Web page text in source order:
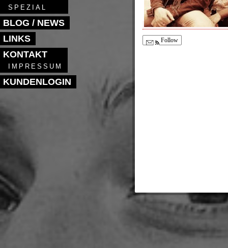
SPEZIAL
BLOG / NEWS
LINKS
KONTAKT
IMPRESSUM
KUNDENLOGIN
Follow